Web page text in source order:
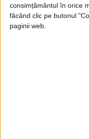
consimțământul în orice
făcând clic pe butonul
paginii web.
Academia
primirea